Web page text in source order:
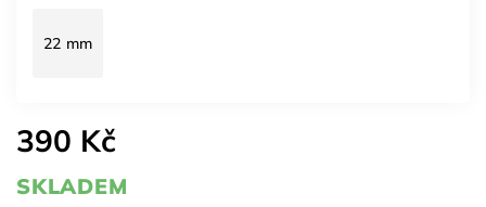
390 Kč
SKLADEM
22 mm